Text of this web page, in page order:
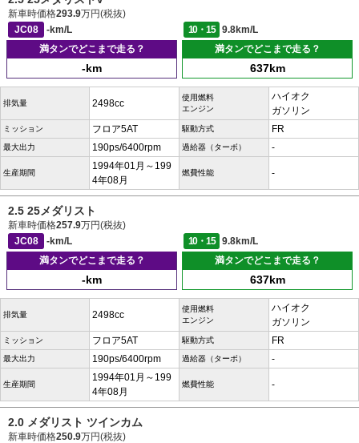
新車時価格293.9万円(税抜)
JC08
-km/L 10・15
9.8km/L
満タンでどこまで走る？
-km
満タンでどこまで走る？
637km
排気量 2498cc
使用燃料
エンジン
ハイオク
ガソリン
ミッション フロア5AT 駆動方式 FR
最大出力 190ps/6400rpm 過給器（ターボ） -
生産期間
1994年01月～199
4年08月
燃費性能 -
2.5 25メダリスト
新車時価格257.9万円(税抜)
JC08
-km/L 10・15
9.8km/L
満タンでどこまで走る？
-km
満タンでどこまで走る？
637km
排気量 2498cc
使用燃料
エンジン
ハイオク
ガソリン
ミッション フロア5AT 駆動方式 FR
最大出力 190ps/6400rpm 過給器（ターボ） -
生産期間
1994年01月～199
4年08月
燃費性能 -
2.0 メダリスト ツインカム
新車時価格250.9万円(税抜)